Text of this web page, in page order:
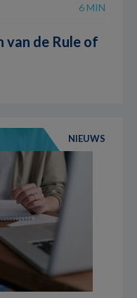
6 MIN
van de Rule of
NIEUWS